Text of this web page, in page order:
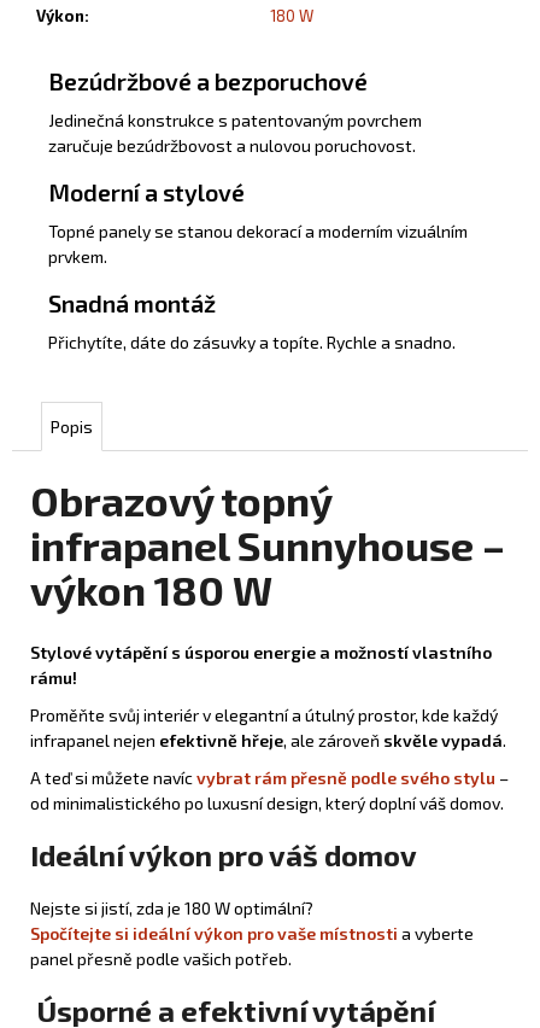
Výkon: 180 W
Bezúdržbové a bezporuchové
Jedinečná konstrukce s patentovaným povrchem
zaručuje bezúdržbovost a nulovou poruchovost.
Moderní a stylové
Topné panely se stanou dekorací a moderním vizuálním
prvkem.
Snadná montáž
Přichytíte, dáte do zásuvky a topíte. Rychle a snadno.
Popis
Obrazový topný
infrapanel Sunnyhouse –
výkon 180 W
Stylové vytápění s úsporou energie a možností vlastního
rámu!
Proměňte svůj interiér v elegantní a útulný prostor, kde každý
infrapanel nejen efektivně hřeje, ale zároveň skvěle vypadá.
A teď si můžete navícvybrat rám přesně podle svého stylu –
od minimalistického po luxusní design, který doplní váš domov.
Ideální výkon pro váš domov
Nejste si jistí, zda je 180 W optimální?
Spočítejte si ideální výkon pro vaše místnosti a vyberte
panel přesně podle vašich potřeb.
Úsporné a efektivní vytápění